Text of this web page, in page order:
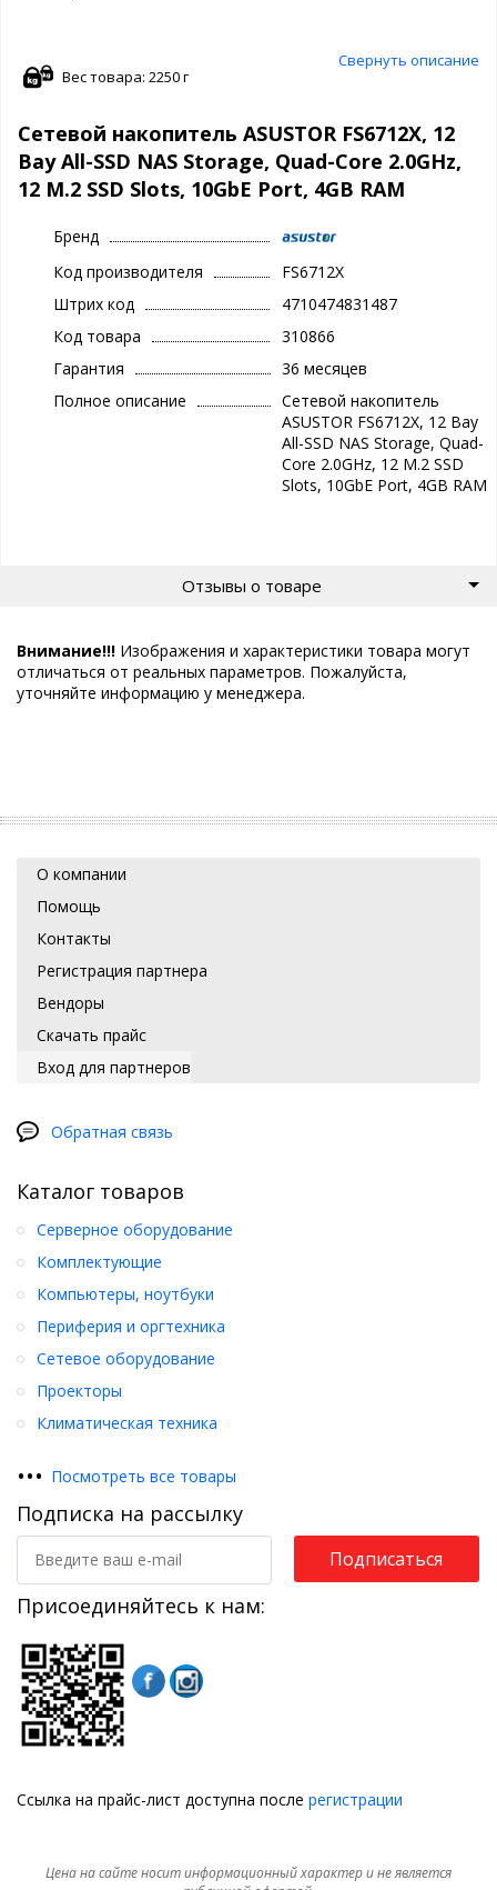
Свернуть описание
Вес товара: 2250 г
Сетевой накопитель ASUSTOR FS6712X, 12
Bay All-SSD NAS Storage, Quad-Core 2.0GHz,
12 M.2 SSD Slots, 10GbE Port, 4GB RAM
Бренд
Код производителя
FS6712X
Штрих код
4710474831487
Код товара
310866
Гарантия
36 месяцев
Полное описание
Сетевой накопитель
ASUSTOR FS6712X, 12 Bay
All-SSD NAS Storage, Quad-
Core 2.0GHz, 12 M.2 SSD
Slots, 10GbE Port, 4GB RAM
Отзывы о товаре
Внимание!!! Изображения и характеристики товара могут
отличаться от реальных параметров. Пожалуйста,
уточняйте информацию у менеджера.
О компании
Помощь
Контакты
Регистрация партнера
Вендоры
Скачать прайс
Вход для партнеров
Обратная связь
Каталог товаров
Серверное оборудование
Комплектующие
Компьютеры, ноутбуки
Периферия и оргтехника
Сетевое оборудование
Проекторы
Климатическая техника
••• Посмотреть все товары
Подписка на рассылку
Подписаться
Присоединяйтесь к нам:
Ссылка на прайс-лист доступна после регистрации
Цена на сайте носит информационный характер и не является